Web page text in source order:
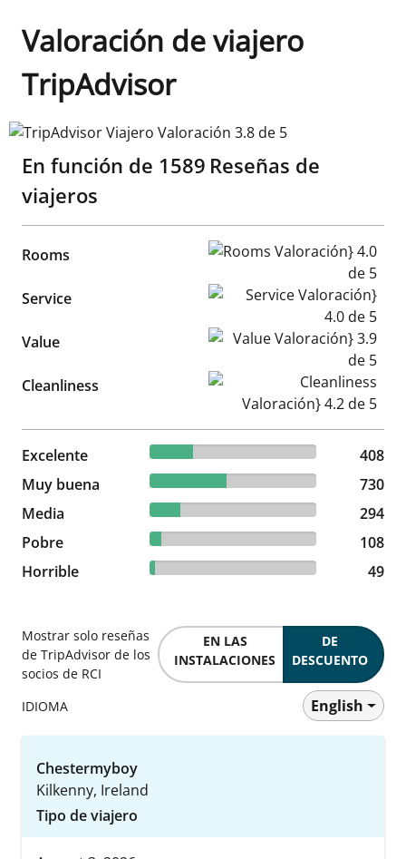
Valoración de viajero
TripAdvisor
TripAdvisor Viajero Valoración 3.8 de 5
En función de 1589 Reseñas de
viajeros
Rooms Rooms Valoración} 4.0 de 5
Service Service Valoración} 4.0 de 5
Value Value Valoración} 3.9 de 5
Cleanliness Cleanliness Valoración} 4.2
Excelente 25.68% reviewed Excelente
408 reviews
408
Muy buena
45.94% reviewed Muy buena
730 reviews
730
Media
18.5% reviewed Media
294 reviews
294
Pobre
6.8% reviewed Pobre
108 reviews
108
Horrible
3.08% reviewed Horrible
49 reviews 49
Mostrar solo reseñas
de TripAdvisor de los
socios de RCI
EN LAS
INSTALACIONES
DE
DESCUENTO
IDIOMA English
Chestermyboy
Kilkenny, Ireland
Tipo de viajero